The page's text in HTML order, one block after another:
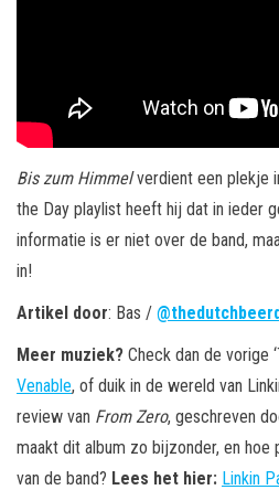
Bis zum Himmelverdient een plekje
the Day playlist heeft hij dat in ieder
informatie is er niet over de band,
in!
Artikel door: Bas /
Meer muziek? Check dan de vorige
Venable, of duik in de wereld van
review van From Zero, geschreven
maakt dit album zo bijzonder, en hoe
van de band? Lees het hier: Linkin